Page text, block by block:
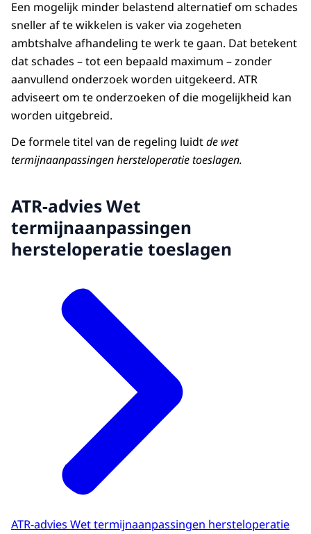
Een mogelijk minder belastend alternatief om schades
sneller af te wikkelen is vaker via zogeheten
ambtshalve afhandeling te werk te gaan. Dat betekent
dat schades – tot een bepaald maximum – zonder
aanvullend onderzoek worden uitgekeerd. ATR
adviseert om te onderzoeken of die mogelijkheid kan
worden uitgebreid.
De formele titel van de regeling luidtde wet
termijnaanpassingen hersteloperatie toeslagen.
ATR-advies Wet
termijnaanpassingen
hersteloperatie toeslagen
ATR-advies Wet termijnaanpassingen hersteloperatie